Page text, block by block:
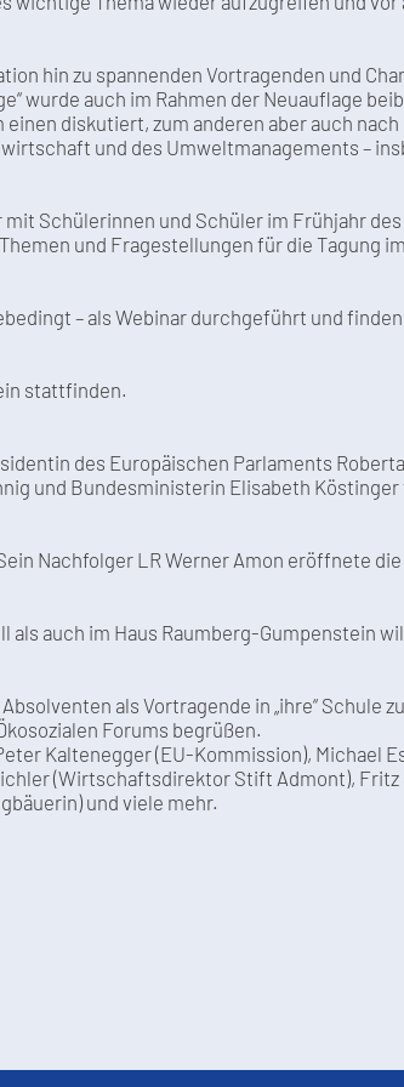
hin zu spannenden Vortragenden und
wurde auch im Rahmen der Neuauflage
diskutiert, zum anderen aber auch
und des Umweltmanagements –
Schülerinnen und Schüler im Frühjahr
und Fragestellungen für die Tagung
– als Webinar durchgeführt und
stattfinden.
des Europäischen Parlaments
und Bundesministerin Elisabeth Köstinger
Nachfolger LR Werner Amon eröffnete
auch im Haus Raumberg-Gumpenstein
als Vortragende in „ihre“ Schule
Forums begrüßen.
Kaltenegger (EU-Kommission), Michael
(Wirtschaftsdirektor Stift Admont), Fritz
und viele mehr.